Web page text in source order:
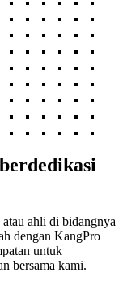
ahli di bidangnya
dengan KangPro
untuk
bersama kami.